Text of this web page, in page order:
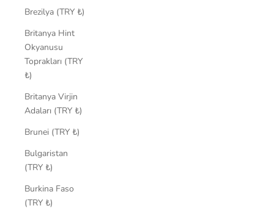
Brezilya (TRY ₺)
Britanya Hint
Okyanusu
Toprakları (TRY
₺)
Britanya Virjin
Adaları (TRY ₺)
Brunei (TRY ₺)
Bulgaristan
(TRY ₺)
Burkina Faso
(TRY ₺)